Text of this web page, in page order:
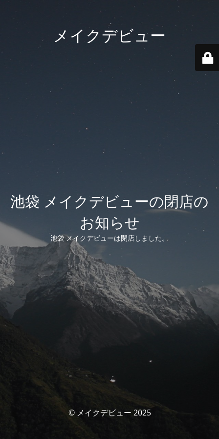
メイクデビュー
池袋 メイクデビューの閉店の
お知らせ
池袋 メイクデビューは閉店しました。
© メイクデビュー 2025